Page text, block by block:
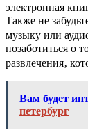
электронная
Также не
музыку или
позаботиться о
развлечения‚
Вам будет
петербург